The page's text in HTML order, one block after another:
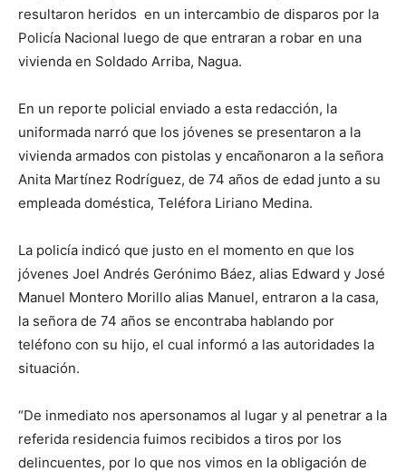
resultaron heridos en un intercambio de disparos por la
Policía Nacional luego de que entraran a robar en una
vivienda en Soldado Arriba, Nagua.
En un reporte policial enviado a esta redacción, la
uniformada narró que los jóvenes se presentaron a la
vivienda armados con pistolas y encañonaron a la señora
Anita Martínez Rodríguez, de 74 años de edad junto a su
empleada doméstica, Teléfora Liriano Medina.
La policía indicó que justo en el momento en que los
jóvenes Joel Andrés Gerónimo Báez, alias Edward y José
Manuel Montero Morillo alias Manuel, entraron a la casa,
la señora de 74 años se encontraba hablando por
teléfono con su hijo, el cual informó a las autoridades la
situación.
“De inmediato nos apersonamos al lugar y al penetrar a la
referida residencia fuimos recibidos a tiros por los
delincuentes, por lo que nos vimos en la obligación de